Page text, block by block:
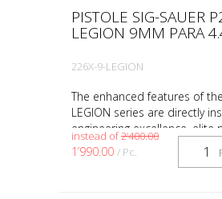
PISTOLE SIG-SAUER
LEGION 9MM PARA
226X-9-LEGION
The enhanced features of
LEGION series are directly
engineering excellence, elite
and proven quality of the
XFIVE LE...
instead of2’400.00
1’990.00 / Pc.